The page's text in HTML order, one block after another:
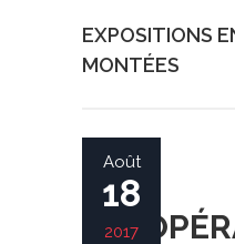
EXPOSITIONS
MONTÉES
Août
18
2017
SI